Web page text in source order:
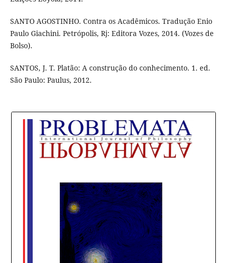
SANTO AGOSTINHO. Contra os Acadêmicos. Tradução Enio
Paulo Giachini. Petrópolis, Rj: Editora Vozes, 2014. (Vozes de
Bolso).
SANTOS, J. T. Platão: A construção do conhecimento. 1. ed.
São Paulo: Paulus, 2012.